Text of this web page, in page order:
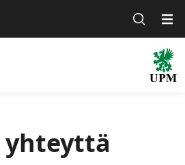
yhteyttä